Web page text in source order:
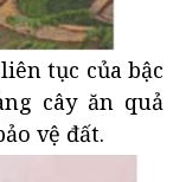
tục của bậc
cây ăn quả
vệ đất.